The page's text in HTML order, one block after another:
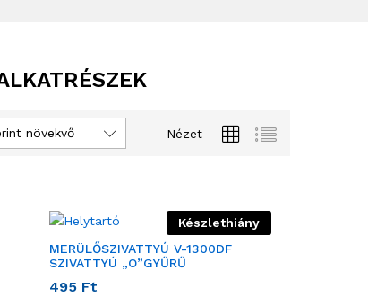
Nézet
növekvő
Készlethiány
MERÜLŐSZIVATTYÚ V-1300DF
SZIVATTYÚ „O”GYŰRŰ
495 Ft